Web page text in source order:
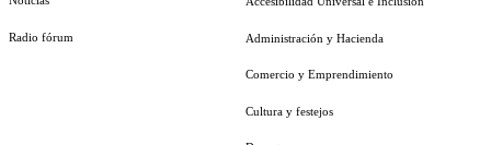
Radio fórum Administración y Hacienda
Comercio y Emprendimiento
Cultura y festejos